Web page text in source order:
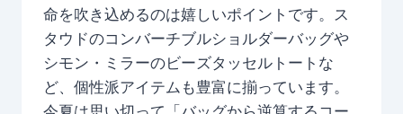
命を吹き込めるのは嬉しいポイントです。ス
タウドのコンバーチブルショルダーバッグや
シモン・ミラーのビーズタッセルトートな
ど、個性派アイテムも豊富に揃っています。